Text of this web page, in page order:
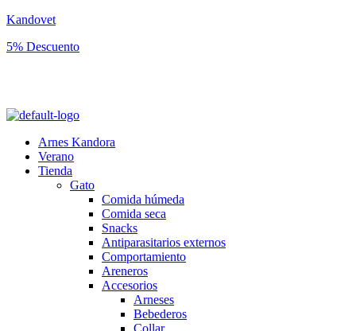
Kandovet
5% Descuento
Arnes Kandora
Verano
Tienda
Gato
Comida húmeda
Comida seca
Snacks
Antiparasitarios externos
Comportamiento
Areneros
Accesorios
Arneses
Bebederos
Collar